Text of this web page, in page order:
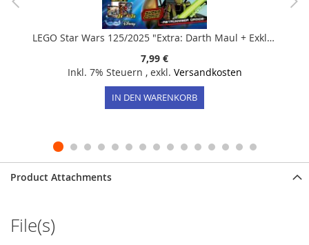
LEGO Star Wars 125/2025 "Extra: Darth Maul + Exklusive Box"
7,99 €
Inkl. 7% Steuern , exkl. Versandkosten
IN DEN WARENKORB
Product Attachments
File(s)